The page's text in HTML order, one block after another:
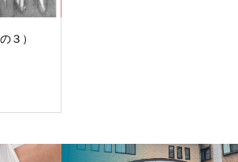
３）